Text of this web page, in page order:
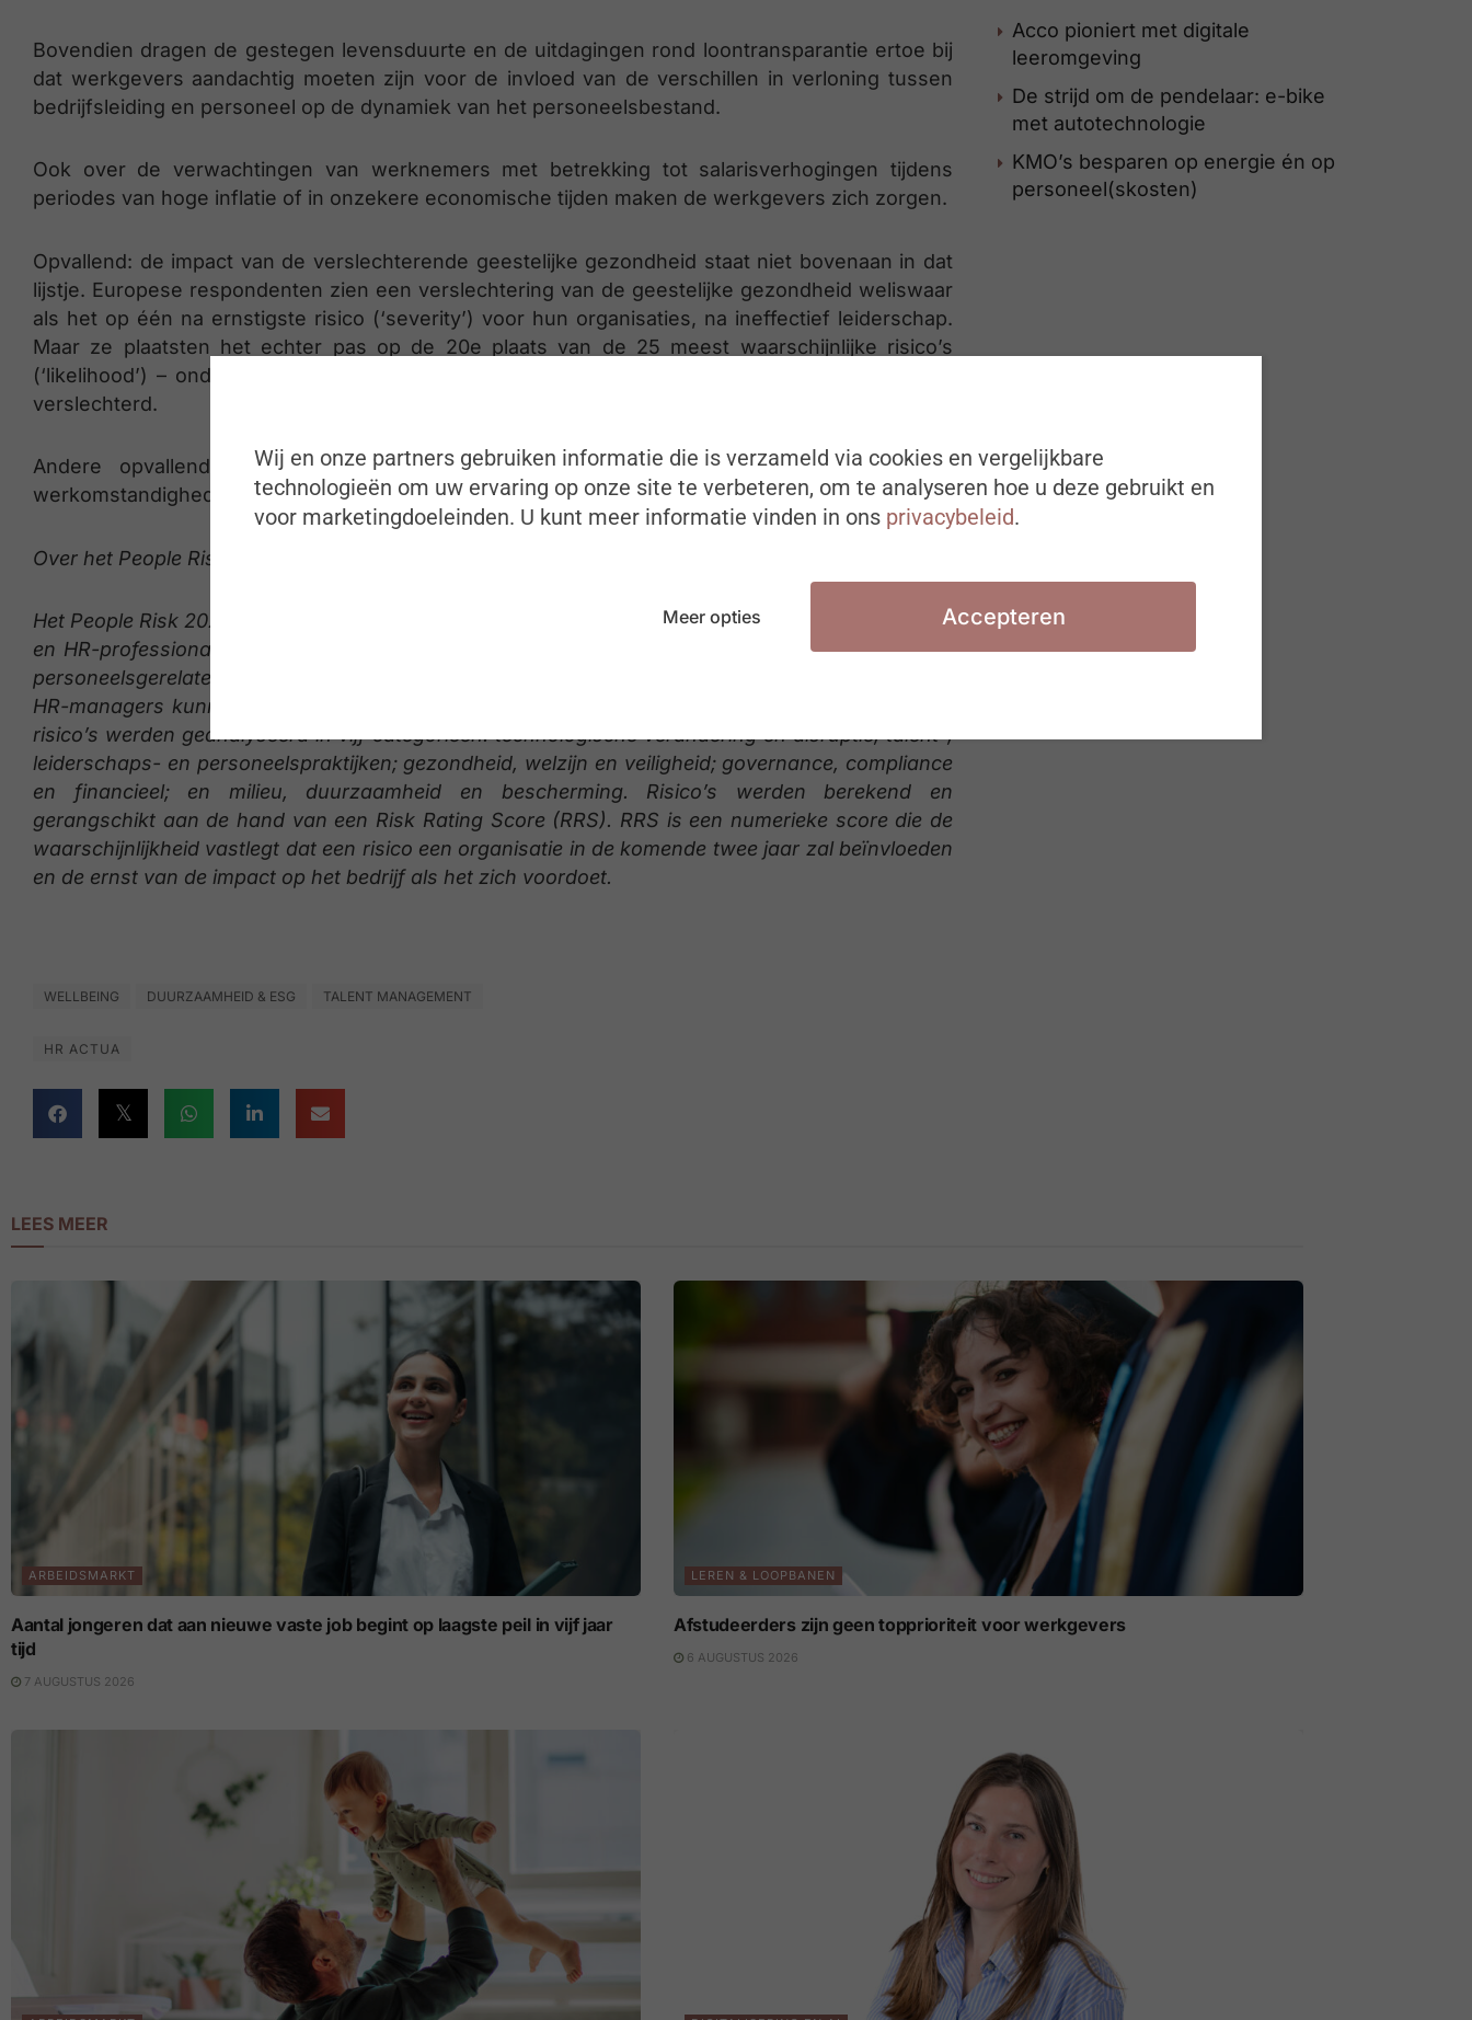
Bovendien dragen de gestegen levensduurte en de uitdagingen rond loontransparantie ertoe bij
dat werkgevers aandachtig moeten zijn voor de invloed van de verschillen in verloning tussen
bedrijfsleiding en personeel op de dynamiek van het personeelsbestand.
Ook over de verwachtingen van werknemers met betrekking tot salarisverhogingen tijdens
periodes van hoge inflatie of in onzekere economische tijden maken de werkgevers zich zorgen.
Opvallend: de impact van de verslechterende geestelijke gezondheid staat niet bovenaan in dat
lijstje. Europese respondenten zien een verslechtering van de geestelijke gezondheid weliswaar
als het op één na ernstigste risico (‘severity’) voor hun organisaties, na ineffectief leiderschap.
Maar ze plaatsten het echter pas op de 20e plaats van de 25 meest waarschijnlijke risico’s
(‘likelihood’) – ondanks het feit dat de toegang tot de gezondheidszorg sinds de pandemie is
verslechterd.
Andere opvallende risico’s die eerder laag scoren qua waarschijnlijkheid zijn onveilige
werkomstandigheden en een gebrek aan kennis over cyberveiligheid of AI.
Over het People Risk 2024-rapport
Het People Risk 2024-rapport is tot stand gekomen op basis van een enquête bij dan 4.500 risico-
en HR-professionals uit 26 landen, van oktober tot november 2023. De enquête legt de grootste
personeelsgerelateerde risico’s bloot waarmee bedrijven worden geconfronteerd en hoe risico- en
HR-managers kunnen samenwerken om (blootstelling aan) die risico’s te beperken. Vijfentwintig
risico’s werden geanalyseerd in vijf categorieën: technologische verandering en disruptie; talent-,
leiderschaps- en personeelspraktijken; gezondheid, welzijn en veiligheid; governance, compliance
en financieel; en milieu, duurzaamheid en bescherming. Risico’s werden berekend en
gerangschikt aan de hand van een Risk Rating Score (RRS). RRS is een numerieke score die de
waarschijnlijkheid vastlegt dat een risico een organisatie in de komende twee jaar zal beïnvloeden
en de ernst van de impact op het bedrijf als het zich voordoet.
WELLBEING DUURZAAMHEID & ESG TALENT MANAGEMENT
HR ACTUA
Acco pioniert met digitale
leeromgeving
De strijd om de pendelaar: e-bike
met autotechnologie
KMO’s besparen op energie én op
personeel(skosten)
LEES MEER
ARBEIDSMARKT
Aantal jongeren dat aan nieuwe vaste job begint op laagste peil in vijf jaar
tijd
7 AUGUSTUS 2026
LEREN & LOOPBANEN
Afstudeerders zijn geen topprioriteit voor werkgevers
6 AUGUSTUS 2026
Wij en onze partners gebruiken informatie die is verzameld via cookies en vergelijkbare
technologieën om uw ervaring op onze site te verbeteren, om te analyseren hoe u deze gebruikt en
voor marketingdoeleinden. U kunt meer informatie vinden in ons privacybeleid.
Meer opties Accepteren